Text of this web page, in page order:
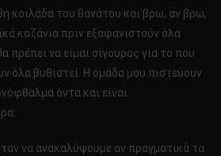
κοιλάδα του θανάτου και βρω, αν βρω,
καζάνια πριν εξαφανιστούν όλα
πρέπει να είμαι σίγουρος για το που
όλα βυθιστεί. Η ομάδα μου πιστεύουν
όντα και είναι
να ανακαλύψουμε αν πραγματικά τα